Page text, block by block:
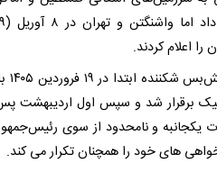
را اعلام کردند.
برقرار شد و سپس اول اردیبهشت
یکجانبه و نامحدود از سوی
های خود را همچنان تکرار می کند.